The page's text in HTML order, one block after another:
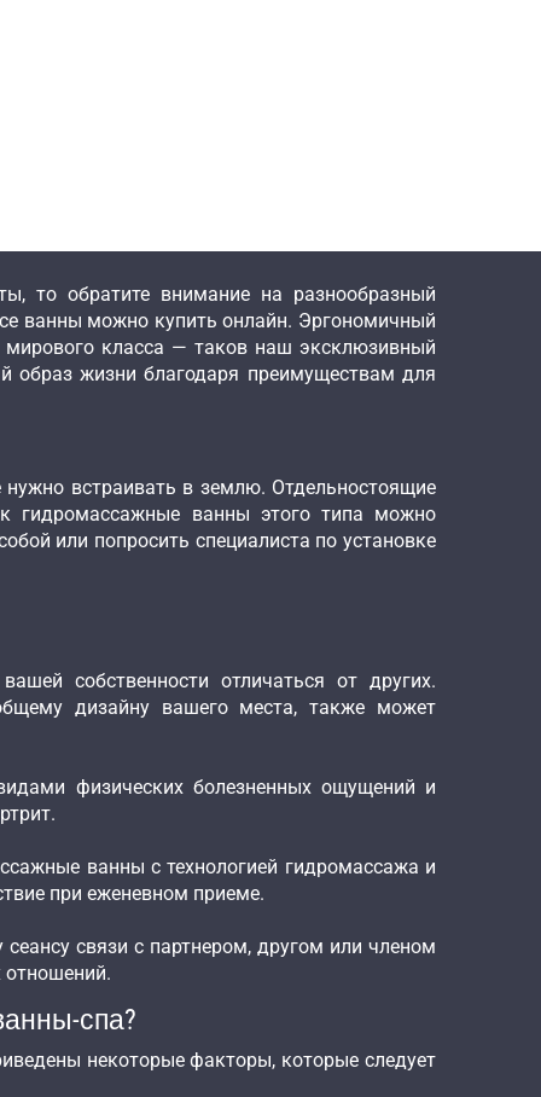
то обратите внимание на разнообразный
ванны можно купить онлайн. Эргономичный
мирового класса — таков наш эксклюзивный
образ жизни благодаря преимуществам для
встраивать в землю. Отдельностоящие
гидромассажные ванны этого типа можно
или попросить специалиста по установке
собственности отличаться от других.
дизайну вашего места, также может
физических болезненных ощущений и
ванны с технологией гидромассажа и
при еженевном приеме.
связи с партнером, другом или членом
спа?
некоторые факторы, которые следует